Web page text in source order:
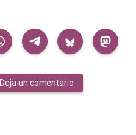
Deja un comentario